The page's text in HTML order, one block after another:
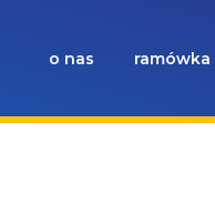
o nas ramówka